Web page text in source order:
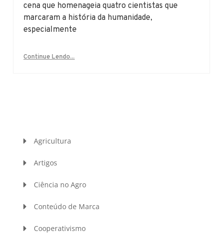
cena que homenageia quatro cientistas que
marcaram a história da humanidade,
especialmente
Continue Lendo...
Agricultura
Artigos
Ciência no Agro
Conteúdo de Marca
Cooperativismo